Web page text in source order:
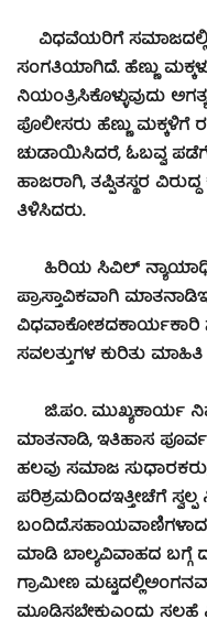
ವಿಧವೆಯರಿಗೆ ಸಮಾಜದಲ್ಲಿ
ಸಂಗತಿಯಾಗಿದೆ. ಹೆಣ್ಣು
ನಿಯಂತ್ರಿಸಿಕೊಳ್ಳುವುದು
ಪೊಲೀಸರು ಹೆಣ್ಣು ಮಕ್ಕಳಿಗೆ
ಚುಡಾಯಿಸಿದರೆ, ಓಬವ್ವ
ಹಾಜರಾಗಿ, ತಪ್ಪಿತಸ್ಥರ
ತಿಳಿಸಿದರು.
ಹಿರಿಯ ಸಿವಿಲ್
ಪ್ರಾಸ್ತಾವಿಕವಾಗಿ
ವಿಧವಾಕೋಶದಕಾರ್ಯಕಾರಿ
ಸವಲತ್ತುಗಳ ಕುರಿತು
ಜಿ.ಪಂ. ಮುಖ್ಯಕಾರ್ಯ
ಮಾತನಾಡಿ, ಇತಿಹಾಸ
ಹಲವು ಸಮಾಜ
ಪರಿಶ್ರಮದಿಂದಇತ್ತೀಚೆಗೆ
ಬಂದಿದೆ.ಸಹಾಯವಾಣಿಗಳಾದ
ಮಾಡಿ ಬಾಲ್ಯವಿವಾಹದ ಬಗ್ಗೆ
ಗ್ರಾಮೀಣ
ಮೂಡಿಸಬೇಕುಎಂದು ಸಲಹೆ